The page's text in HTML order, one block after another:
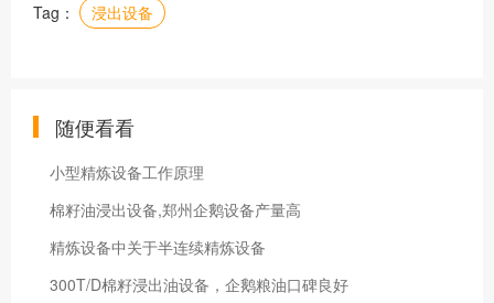
Tag： 浸出设备
随便看看
小型精炼设备工作原理
棉籽油浸出设备,郑州企鹅设备产量高
精炼设备中关于半连续精炼设备
300T/D棉籽浸出油设备，企鹅粮油口碑良好